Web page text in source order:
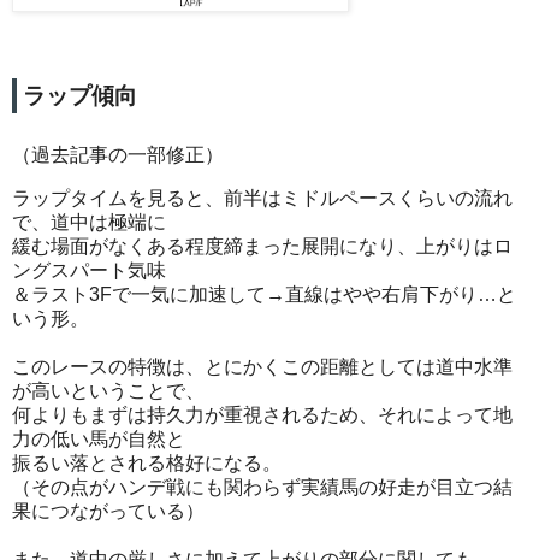
ラップ傾向
（過去記事の一部修正）
ラップタイムを見ると、前半はミドルペースくらいの流れ
で、道中は極端に
緩む場面がなくある程度締まった展開になり、上がりはロ
ングスパート気味
＆ラスト3Fで一気に加速して→直線はやや右肩下がり…と
いう形。
このレースの特徴は、とにかくこの距離としては道中水準
が高いということで、
何よりもまずは持久力が重視されるため、それによって地
力の低い馬が自然と
振るい落とされる格好になる。
（その点がハンデ戦にも関わらず実績馬の好走が目立つ結
果につながっている）